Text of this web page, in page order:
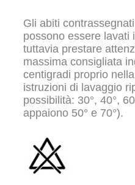
Gli abiti
possono essere lavati
tuttavia prestare
massima consigliata
centigradi proprio
istruzioni di lavaggio
possibilità: 30°, 40°,
appaiono 50° e 70°).